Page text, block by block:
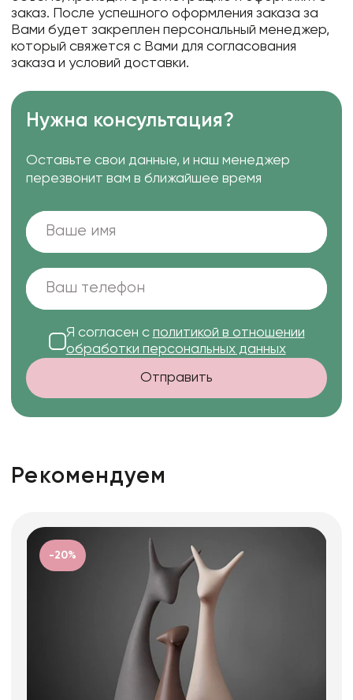
заказ. После успешного оформления заказа за
Вами будет закреплен персональный менеджер,
который свяжется с Вами для согласования
заказа и условий доставки.
Нужна консультация?
Оставьте свои данные, и наш менеджер
перезвонит вам в ближайшее время
Я согласен с политикой в отношении
обработки персональных данных
Отправить
Рекомендуем
-20%